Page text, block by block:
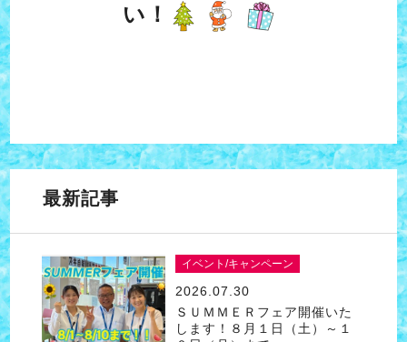
い！
最新記事
イベント/キャンペーン
2026.07.30
ＳＵＭＭＥＲフェア開催いた
します！８月１日（土）～１